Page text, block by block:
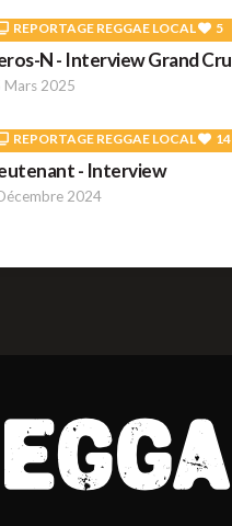
REPORTAGE REGGAE LOCAL 5
N - Interview Grand Cru
Mars 2025
REPORTAGE REGGAE LOCAL 14
- Interview
2024